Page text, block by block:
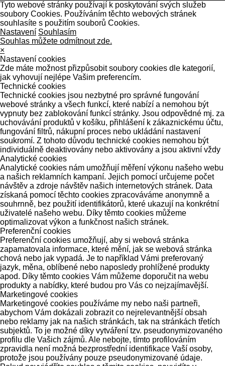
Tyto webové stránky používají k poskytování svých služeb
soubory Cookies. Používáním těchto webových stránek
souhlasíte s použitím souborů Cookies.
Nastavení Souhlasím
Souhlas můžete odmítnout zde.
×
Nastavení cookies
Zde máte možnost přizpůsobit soubory cookies dle kategorií,
jak vyhovují nejlépe Vašim preferencím.
Technické cookies
Technické cookies jsou nezbytné pro správné fungování
webové stránky a všech funkcí, které nabízí a nemohou být
vypnuty bez zablokování funkcí stránky. Jsou odpovědné mj. za
uchovávání produktů v košíku, přihlášení k zákaznickému účtu,
fungování filtrů, nákupní proces nebo ukládání nastavení
soukromí. Z tohoto důvodu technické cookies nemohou být
individuálně deaktivovány nebo aktivovány a jsou aktivní vždy
Analytické cookies
Analytické cookies nám umožňují měření výkonu našeho webu
a našich reklamních kampaní. Jejich pomocí určujeme počet
návštěv a zdroje návštěv našich internetových stránek. Data
získaná pomocí těchto cookies zpracováváme anonymně a
souhrnně, bez použití identifikátorů, které ukazují na konkrétní
uživatelé našeho webu. Díky těmto cookies můžeme
optimalizovat výkon a funkčnost našich stránek.
Preferenční cookies
Preferenční cookies umožňují, aby si webová stránka
zapamatovala informace, které mění, jak se webová stránka
chová nebo jak vypadá. Je to například Vámi preferovaný
jazyk, měna, oblíbené nebo naposledy prohlížené produkty
apod. Díky těmto cookies Vám můžeme doporučit na webu
produkty a nabídky, které budou pro Vás co nejzajímavější.
Marketingové cookies
Marketingové cookies používáme my nebo naši partneři,
abychom Vám dokázali zobrazit co nejrelevantnější obsah
nebo reklamy jak na našich stránkách, tak na stránkách třetích
subjektů. To je možné díky vytváření tzv. pseudonymizovaného
profilu dle Vašich zájmů. Ale nebojte, tímto profilováním
zpravidla není možná bezprostřední identifikace Vaší osoby,
protože jsou používány pouze pseudonymizované údaje.